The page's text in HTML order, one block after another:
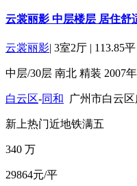
云裳丽影 中层楼层 居住舒
云裳丽影| 3室2厅 | 113.85平
中层/30层 南北 精装 2007年
白云区-同和 广州市白云
新上热门近地铁满五
340 万
29864元/平